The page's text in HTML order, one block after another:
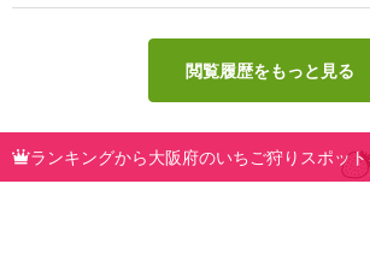
閲覧履歴をもっと見る
ランキングから大阪府のいちご狩りスポッ